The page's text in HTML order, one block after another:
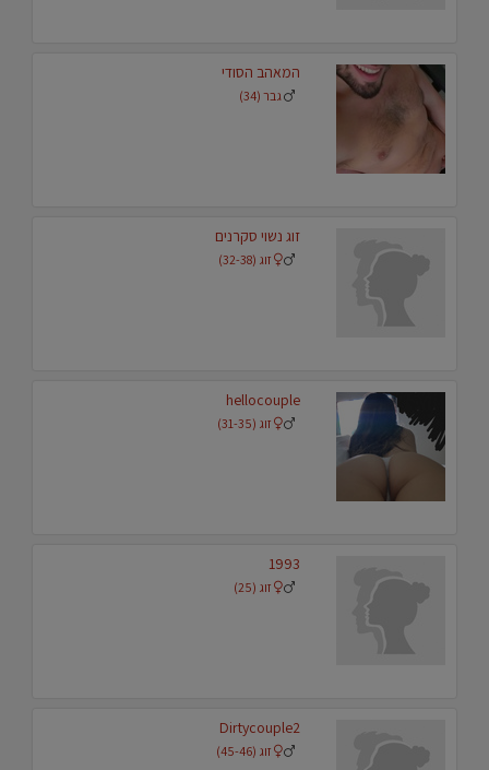
המאהב הסודי
גבר (34)
זוג נשוי סקרנים
זוג (32-38)
hellocouple
זוג (31-35)
1993
זוג (25)
Dirtycouple2
זוג (45-46)